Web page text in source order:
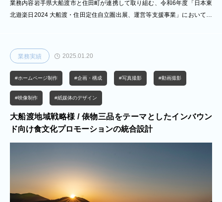
業務内容岩手県大船渡市と住田町が連携して取り組む、令和6年度「日本東
北遊楽日2024 大船渡・住田定住自立圏出展、運営等支援事業」において、
動向を反映した形でプロモーション内容を再設計し、より実効性の高い誘客
施策へとブラッシュアップを行いました。制作領域においては、パンフレッ
トなどの販促ツール制作に加え、ブース内でのイベント企画・運営、タリフ
の整備、ノベルティ制作まで一体的に実施しました。単なる情報発信に留ま
らず、来場者との接点におい
業務実績 2025.01.20
#ホームページ制作 #企画・構成 #写真撮影 #動画撮影
#映像制作 #紙媒体のデザイン
大船渡地域戦略様 / 俵物三品をテーマとしたインバウン
ド向け食文化プロモーションの統合設計